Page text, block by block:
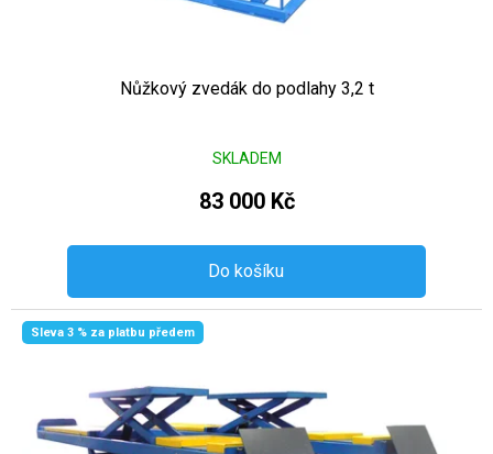
Nůžkový zvedák do podlahy 3,2 t
SKLADEM
83 000 Kč
Do košíku
Sleva 3 % za platbu předem